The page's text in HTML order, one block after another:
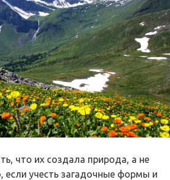
что их создала природа, а не
если учесть загадочные формы и